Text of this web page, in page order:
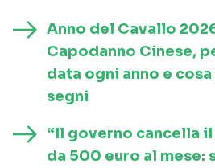
Anno del Cavallo
Capodanno Cinese,
data ogni anno e
segni
“Il governo cancella
da 500 euro al mese: